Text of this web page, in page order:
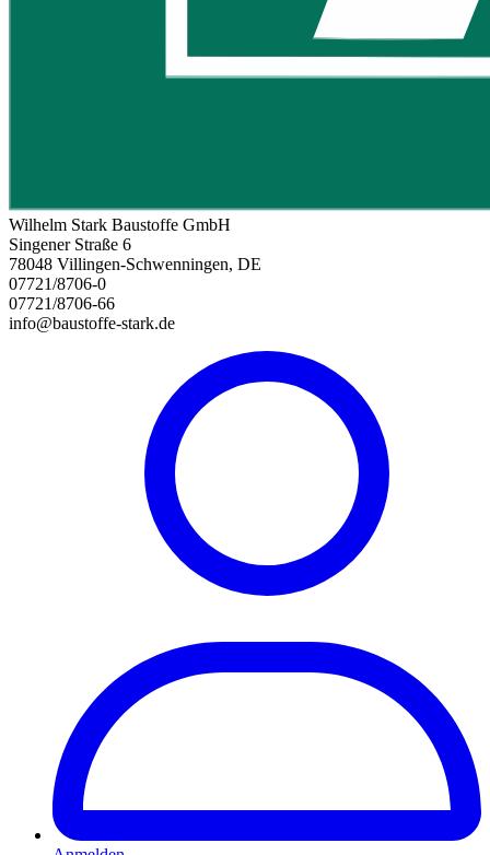
Wilhelm Stark Baustoffe GmbH
Singener Straße 6
78048 Villingen-Schwenningen, DE
07721/8706-0
07721/8706-66
info@baustoffe-stark.de